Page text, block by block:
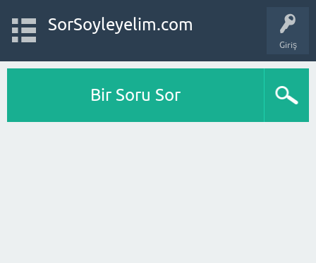
Giriş
SorSoyleyelim.com
Bir Soru Sor